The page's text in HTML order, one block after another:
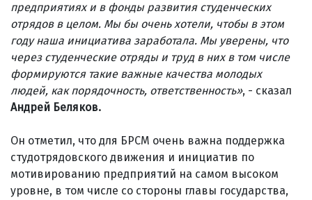
предприятиях и в фонды развития студенческих
отрядов в целом. Мы бы очень хотели, чтобы в этом
году наша инициатива заработала. Мы уверены, что
через студенческие отряды и труд в них в том числе
формируются такие важные качества молодых
людей, как порядочность, ответственность», - сказал
Андрей Беляков.
Он отметил, что для БРСМ очень важна поддержка
студотрядовского движения и инициатив по
мотивированию предприятий на самом высоком
уровне, в том числе со стороны главы государства,